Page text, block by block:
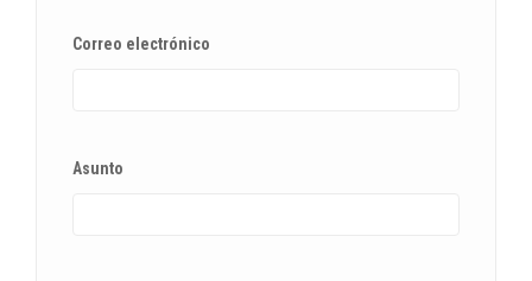
Correo electrónico
Asunto